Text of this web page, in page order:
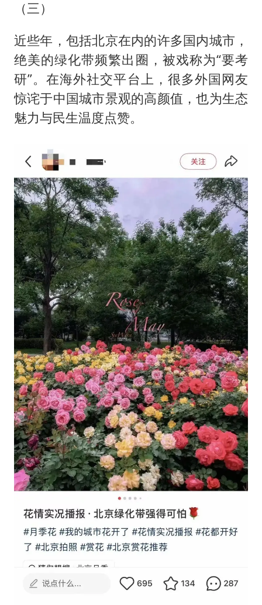
（三）
近些年，包括北京在内的许多国内城市，
绝美的绿化带频繁出圈，被戏称为“要考
研”。在海外社交平台上，很多外国网友
惊诧于中国城市景观的高颜值，也为生态
魅力与民生温度点赞。